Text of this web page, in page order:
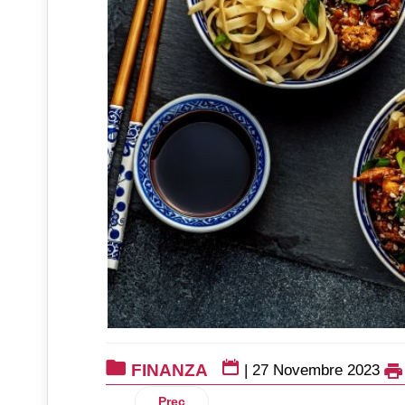
FINANZA | 27 Novembre 2023
Articolo precedente: Gruppo Cavit: una
Prec